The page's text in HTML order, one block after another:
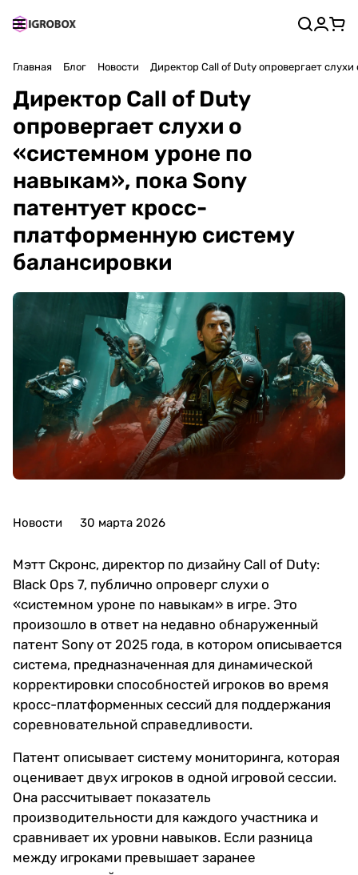
Главная Блог Новости Директор Call of Duty опровергает
Директор Call of Duty
опровергает слухи о
«системном уроне по
навыкам», пока Sony
патентует кросс-
платформенную систему
балансировки
Новости 30 марта 2026
Мэтт Скронс, директор по дизайну Call of Duty:
Black Ops 7, публично опроверг слухи о
«системном уроне по навыкам» в игре. Это
произошло в ответ на недавно обнаруженный
патент Sony от 2025 года, в котором описывается
система, предназначенная для динамической
корректировки способностей игроков во время
кросс-платформенных сессий для поддержания
соревновательной справедливости.
Патент описывает систему мониторинга, которая
оценивает двух игроков в одной игровой сессии.
Она рассчитывает показатель
производительности для каждого участника и
сравнивает их уровни навыков. Если разница
между игроками превышает заранее